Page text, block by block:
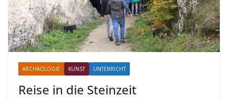
ARCHÄOLOGIE KUNST UNTERRICHT
Reise in die Steinzeit